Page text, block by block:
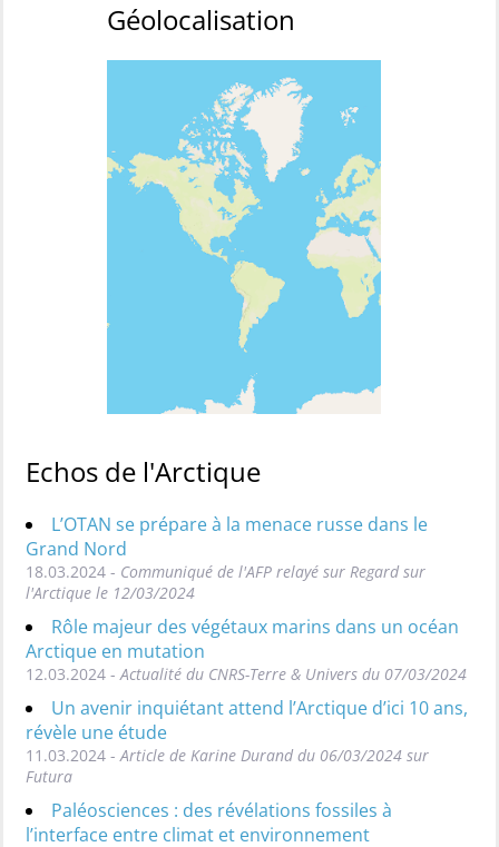
Géolocalisation
Echos de l'Arctique
L’OTAN se prépare à la menace russe dans le
Grand Nord
18.03.2024 - Communiqué de l'AFP relayé sur Regard sur
l'Arctique le 12/03/2024
Rôle majeur des végétaux marins dans un océan
Arctique en mutation
12.03.2024 - Actualité du CNRS-Terre & Univers du 07/03/2024
Un avenir inquiétant attend l’Arctique d’ici 10 ans,
révèle une étude
11.03.2024 - Article de Karine Durand du 06/03/2024 sur
Futura
Paléosciences : des révélations fossiles à
l’interface entre climat et environnement